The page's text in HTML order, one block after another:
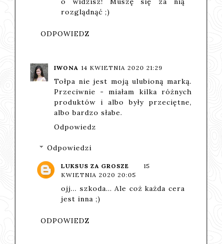
rozglądnąć ;)
ODPOWIEDZ
IWONA 14 KWIETNIA 2020 21:29
Tołpa nie jest moją ulubioną marką.
Przeciwnie - miałam kilka różnych
produktów i albo były przeciętne,
albo bardzo słabe.
Odpowiedz
Odpowiedzi
LUKSUS ZA GROSZE
15
KWIETNIA 2020 20:05
ojj... szkoda... Ale coż każda cera
jest inna ;)
ODPOWIEDZ